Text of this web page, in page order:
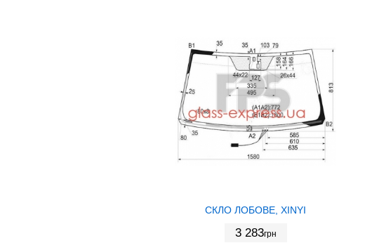
СКЛО ЛОБОВЕ, XINYI
3 283грн